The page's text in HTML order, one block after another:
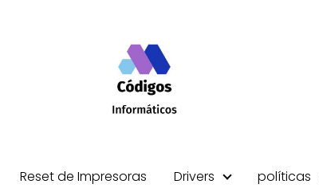
Reset de Impresoras Drivers políticas